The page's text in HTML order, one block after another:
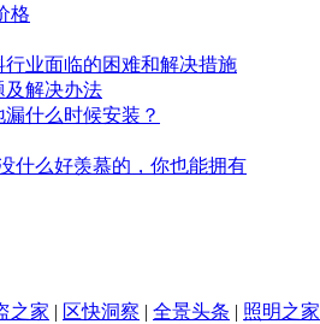
格
业面临的困难和解决措施
及解决办法
什么时候安装？
什么好羡慕的，你也能拥有
之家 | 区快洞察 | 全景头条 | 照明之家